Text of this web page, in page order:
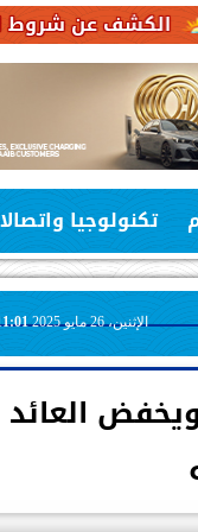
الزمالك
تكنولوجيا
الإثنين، 26 مايو 2025 11:01